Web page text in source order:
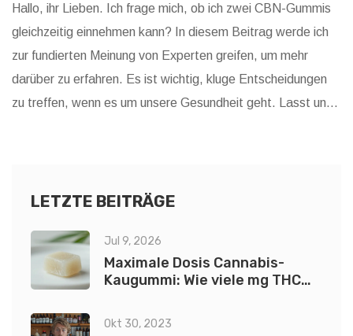
Hallo, ihr Lieben. Ich frage mich, ob ich zwei CBN-Gummis
gleichzeitig einnehmen kann? In diesem Beitrag werde ich
zur fundierten Meinung von Experten greifen, um mehr
darüber zu erfahren. Es ist wichtig, kluge Entscheidungen
zu treffen, wenn es um unsere Gesundheit geht. Lasst uns
LETZTE BEITRÄGE
Jul 9, 2026
Maximale Dosis Cannabis-
Kaugummi: Wie viele mg THC
Okt 30, 2023